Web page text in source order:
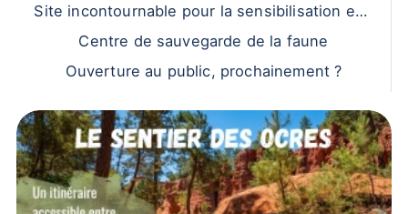
Site incontournable pour la sensibilisation env
ironnementale
Centre de sauvegarde de la faune
Ouverture au public, prochainement ?